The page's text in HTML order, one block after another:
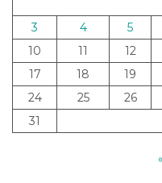
3
4 5
10
11 12
17
18 19
24
25 26
31